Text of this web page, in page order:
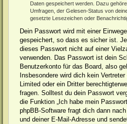
Daten gespeichert werden. Dazu
Umfragen, der Gelesen-Status von
gesetzte Lesezeichen oder
Dein Passwort wird mit einer
gespeichert, so dass es sicher ist.
dieses Passwort nicht auf einer
verwenden. Das Passwort ist dein
Benutzerkonto für das Board, also
Insbesondere wird dich kein
Limited oder ein Dritter
fragen. Solltest du dein Passwort
die Funktion „Ich habe mein
phpBB-Software fragt dich dann
und deiner E-Mail-Adresse und